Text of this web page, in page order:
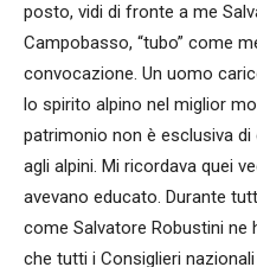
posto, vidi di fronte a me
Campobasso, “tubo” come
convocazione. Un uomo
lo spirito alpino nel miglior
patrimonio non è esclusiva
agli alpini. Mi ricordava quei
avevano educato. Durante
come Salvatore Robustini
che tutti i Consiglieri